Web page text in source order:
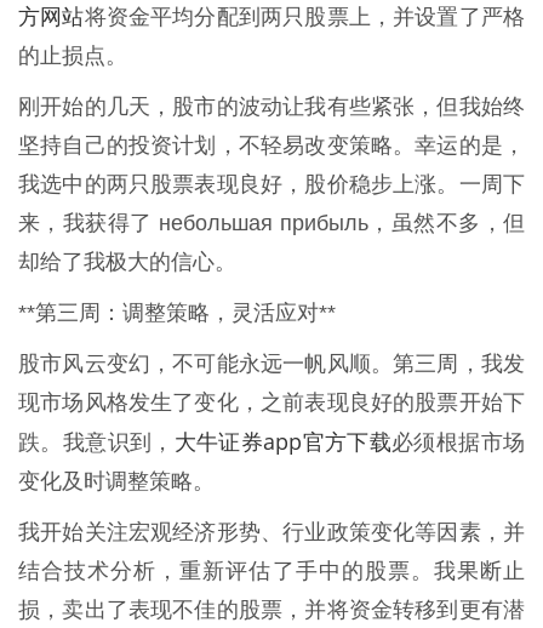
方网站将资金平均分配到两只股票上，并设置了严格
的止损点。
刚开始的几天，股市的波动让我有些紧张，但我始终
坚持自己的投资计划，不轻易改变策略。幸运的是，
我选中的两只股票表现良好，股价稳步上涨。一周下
来，我获得了 небольшая прибыль，虽然不多，但
却给了我极大的信心。
**第三周：调整策略，灵活应对**
股市风云变幻，不可能永远一帆风顺。第三周，我发
现市场风格发生了变化，之前表现良好的股票开始下
跌。我意识到， 大牛证券app官方下载必须根据市场
变化及时调整策略。
我开始关注宏观经济形势、行业政策变化等因素，并
结合技术分析，重新评估了手中的股票。我果断止
损，卖出了表现不佳的股票，并将资金转移到更有潜